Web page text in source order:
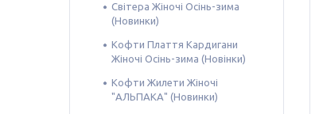
Світера Жіночі Осінь-зима
(Новинки)
Кофти Плаття Кардигани
Жіночі Осінь-зима (Новінки)
Кофти Жилети Жіночі
"АЛЬПАКА" (Новинки)